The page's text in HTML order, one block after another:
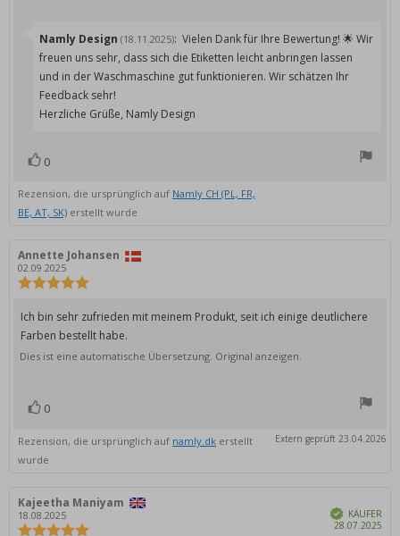
Antworten
von:
Namly Design (18.11.2025): Vielen Dank für Ihre Bewertung! 🌟 Wir
freuen uns sehr, dass sich die Etiketten leicht anbringen lassen
und in der Waschmaschine gut funktionieren. Wir schätzen Ihr
Feedback sehr!
Herzliche Grüße, Namly Design
Stimme
0
Rezension, die ursprünglich auf Namly CH (PL, FR,
BE, AT, SK) erstellt wurde
Autor
der
Rezension:
Annette Johansen
02.09.2025
von
5
Sternen
Rezensionstext:
Ich bin sehr zufrieden mit meinem Produkt, seit ich einige deutlichere
Farben bestellt habe.
Dies ist eine automatische Übersetzung. Original anzeigen.
Stimme
0
Rezension, die ursprünglich auf namly.dk erstellt
wurde
Extern geprüft 23.04.2026
Autor
der
Rezension:
Kajeetha Maniyam
18.08.2025 Verifiziert
KÄUFER
28.07.2025